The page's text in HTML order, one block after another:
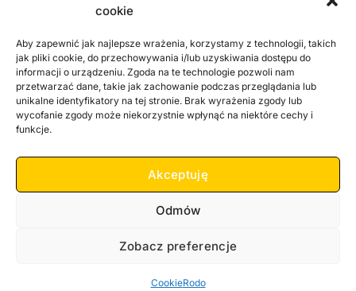
cookie
Aby zapewnić jak najlepsze wrażenia, korzystamy z technologii, takich
jak pliki cookie, do przechowywania i/lub uzyskiwania dostępu do
informacji o urządzeniu. Zgoda na te technologie pozwoli nam
przetwarzać dane, takie jak zachowanie podczas przeglądania lub
unikalne identyfikatory na tej stronie. Brak wyrażenia zgody lub
wycofanie zgody może niekorzystnie wpłynąć na niektóre cechy i
funkcje.
Akceptuję
Odmów
Zobacz preferencje
CookieRodo
Reklama
Rodo
Kontakt
Informacje dla